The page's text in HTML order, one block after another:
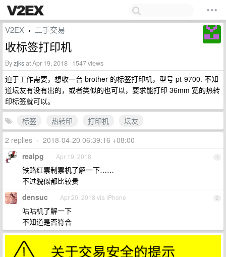
V2EX › 二手交易
收标签打印机
Byzjksat Apr 19, 2018 · 1547 views
迫于工作需要，想收一台 brother 的标签打印机，型号 pt-9700. 不知
道坛友有没有出的，或者类似的也可以，要求能打印 36mm 宽的热转
印标签就可以。
标签
热转印 打印机
坛友
2 replies • 2018-04-20 06:39:16 +08:00
1
realpg Apr 19, 2018
铁路红票制票机了解一下……
不过貌似都比较贵
2
densuc Apr 20, 2018 via iPhone
咕咕机了解一下
不知道是否符合